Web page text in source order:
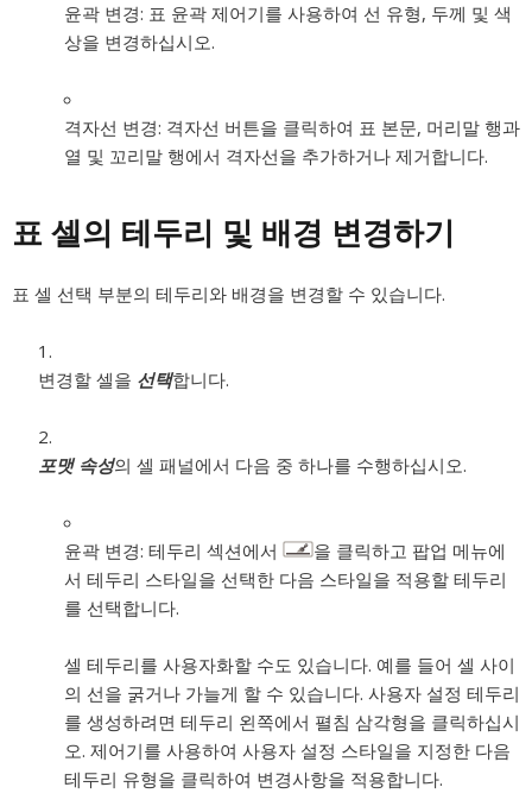
윤곽 변경: 표 윤곽 제어기를 사용하여 선 유형, 두께 및 색
상을 변경하십시오.
격자선 변경: 격자선 버튼을 클릭하여 표 본문, 머리말 행과
열 및 꼬리말 행에서 격자선을 추가하거나 제거합니다.
표 셀의 테두리 및 배경 변경하기
표 셀 선택 부분의 테두리와 배경을 변경할 수 있습니다.
변경할 셀을 선택합니다.
포맷 속성의 셀 패널에서 다음 중 하나를 수행하십시오.
윤곽 변경: 테두리 섹션에서
을 클릭하고 팝업 메뉴에
서 테두리 스타일을 선택한 다음 스타일을 적용할 테두리
를 선택합니다.
셀 테두리를 사용자화할 수도 있습니다. 예를 들어 셀 사이
의 선을 굵거나 가늘게 할 수 있습니다. 사용자 설정 테두리
를 생성하려면 테두리 왼쪽에서 펼침 삼각형을 클릭하십시
오. 제어기를 사용하여 사용자 설정 스타일을 지정한 다음
테두리 유형을 클릭하여 변경사항을 적용합니다.